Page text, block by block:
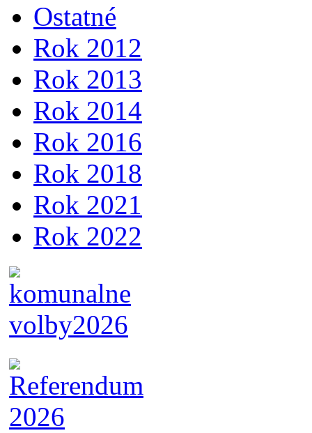
Ostatné
Rok 2012
Rok 2013
Rok 2014
Rok 2016
Rok 2018
Rok 2021
Rok 2022